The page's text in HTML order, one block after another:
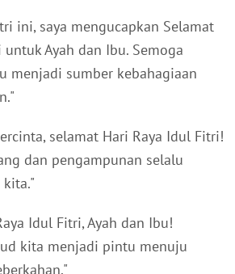
ini, saya mengucapkan Selamat
Ayah dan Ibu. Semoga
menjadi sumber kebahagiaan
selamat Hari Raya Idul Fitri!
dan pengampunan selalu
Idul Fitri, Ayah dan Ibu!
kita menjadi pintu menuju